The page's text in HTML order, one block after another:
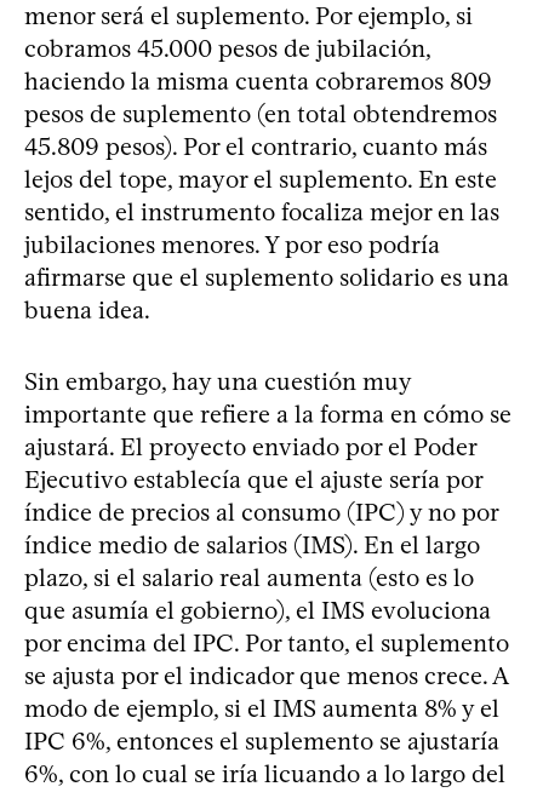
menor será el suplemento. Por ejemplo, si
cobramos 45.000 pesos de jubilación,
haciendo la misma cuenta cobraremos 809
pesos de suplemento (en total obtendremos
45.809 pesos). Por el contrario, cuanto más
lejos del tope, mayor el suplemento. En este
sentido, el instrumento focaliza mejor en las
jubilaciones menores. Y por eso podría
afirmarse que el suplemento solidario es una
buena idea.
Sin embargo, hay una cuestión muy
importante que refiere a la forma en cómo se
ajustará. El proyecto enviado por el Poder
Ejecutivo establecía que el ajuste sería por
índice de precios al consumo (IPC) y no por
índice medio de salarios (IMS). En el largo
plazo, si el salario real aumenta (esto es lo
que asumía el gobierno), el IMS evoluciona
por encima del IPC. Por tanto, el suplemento
se ajusta por el indicador que menos crece. A
modo de ejemplo, si el IMS aumenta 8% y el
IPC 6%, entonces el suplemento se ajustaría
6%, con lo cual se iría licuando a lo largo del